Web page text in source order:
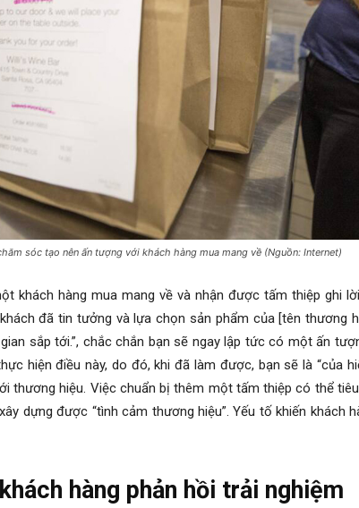
sóc tạo nên ấn tượng với khách hàng mua mang về (Nguồn: Internet)
khách hàng mua mang về và nhận được tấm thiệp ghi
đã tin tưởng và lựa chọn sản phẩm của [tên thương
sắp tới.”, chắc chắn bạn sẽ ngay lập tức có một ấn
hiện điều này, do đó, khi đã làm được, bạn sẽ là “của
thương hiệu. Việc chuẩn bị thêm một tấm thiệp có thể
dựng được “tình cảm thương hiệu”. Yếu tố khiến khách
hàng phản hồi trải nghiệm